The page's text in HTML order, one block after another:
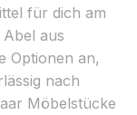
für dich am
aus
Optionen an,
nach
Möbelstücke